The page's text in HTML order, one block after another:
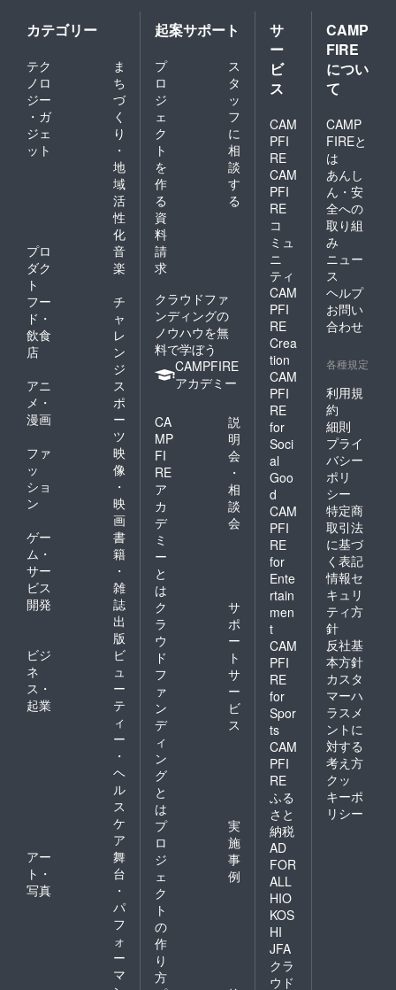
ろくろ
の手法
が生み
出す拘
りの種
GASIM
AZINE
（タネ
ガシマ
ジン）
種子島
出身の
大学生
が制作
した
「種子
島の暮
らしを
考える
ローカ
ア」
カテゴリー
テク
ノロ
ジー
・ガ
ジェ
ット
ま
ち
づ
く
り
・
地
域
活
性
化
プロ
ダク
ト
音
楽
フー
ド・
飲食
店
チ
ャ
レ
ン
ジ
アニ
メ・
漫画
ス
ポ
ー
ツ
ファ
ッ
ショ
ン
映
像
・
映
画
ゲー
ム・
サー
ビス
開発
書
籍
・
雑
誌
出
版
ビジ
ネ
ス・
起業
ビ
ュ
ー
テ
ィ
ー
・
ヘ
ル
ス
ケ
ア
アー
ト・
写真
舞
台
・
パ
フ
ォ
ー
マ
起案サポート
プ
ロ
ジ
ェ
ク
ト
を
作
る
ス
タ
ッ
フ
に
相
談
す
る
資
料
請
求
クラウドファ
ンディングの
ノウハウを無
料で学ぼう
CAMPFIRE
アカデミー
CA
MP
FI
RE
ア
カ
デ
ミ
ー
と
は
説
明
会
・
相
談
会
ク
ラ
ウ
ド
フ
ァ
ン
デ
ィ
ン
グ
と
は
サ
ポ
ー
ト
サ
ー
ビ
ス
プ
ロ
ジ
ェ
ク
ト
の
作
り
方
実
施
事
例
サ
ー
ビ
ス
CAM
PFI
RE
CAM
PFI
RE
コ
ミュ
ニ
ティ
CAM
PFI
RE
Crea
tion
CAM
PFI
RE
for
Soci
al
Goo
d
CAM
PFI
RE
for
Ente
rtain
men
t
CAM
PFI
RE
for
Spor
ts
CAM
PFI
RE
ふる
さと
納税
AD
FOR
ALL
HIO
KOS
HI
JFA
クラ
ウド
CAMP
FIRE
につい
て
CAMP
FIREと
は
あんし
ん・安
全への
取り組
み
ニュー
ス
ヘルプ
お問い
合わせ
各種規定
利用規
約
細則
プライ
バシー
ポリ
シー
特定商
取引法
に基づ
く表記
情報セ
キュリ
ティ方
針
反社基
本方針
カスタ
マーハ
ラスメ
ントに
対する
考え方
クッ
キーポ
リシー